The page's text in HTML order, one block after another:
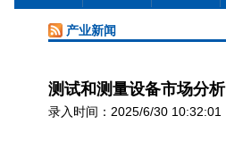
产业新闻
测试和测量设备市场分析
录入时间：2025/6/30 10:32:01